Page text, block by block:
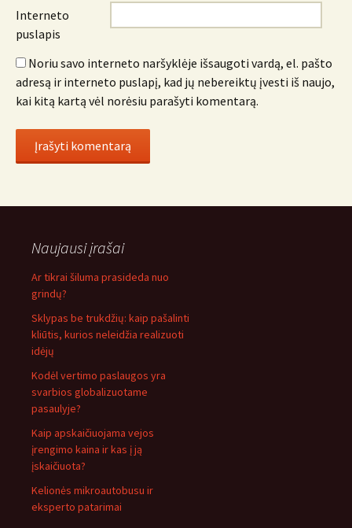
Interneto
puslapis
Noriu savo interneto naršyklėje išsaugoti vardą, el. pašto
adresą ir interneto puslapį, kad jų nebereiktų įvesti iš naujo,
kai kitą kartą vėl norėsiu parašyti komentarą.
Naujausi įrašai
Ar tikrai šiluma prasideda nuo
grindų?
Sklypas be trukdžių: kaip pašalinti
kliūtis, kurios neleidžia realizuoti
idėjų
Kodėl vertimo paslaugos yra
svarbios globalizuotame
pasaulyje?
Kaip apskaičiuojama vejos
įrengimo kaina ir kas į ją
įskaičiuota?
Kelionės mikroautobusu ir
eksperto patarimai